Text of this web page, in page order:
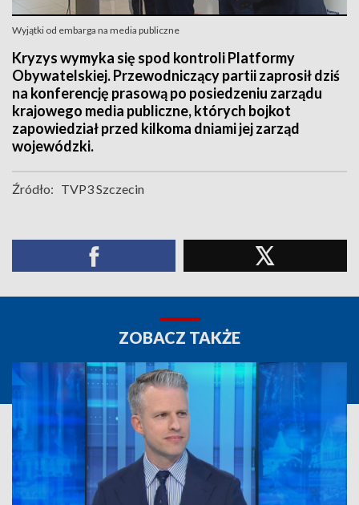
Wyjątki od embarga na media publiczne
Kryzys wymyka się spod kontroli Platformy
Obywatelskiej. Przewodniczący partii zaprosił dziś
na konferencję prasową po posiedzeniu zarządu
krajowego media publiczne, których bojkot
zapowiedział przed kilkoma dniami jej zarząd
wojewódzki.
Źródło: TVP3 Szczecin
ZOBACZ TAKŻE